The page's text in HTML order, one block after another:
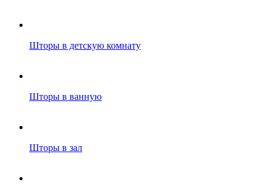
Шторы в детскую комнату
Шторы в ванную
Шторы в зал